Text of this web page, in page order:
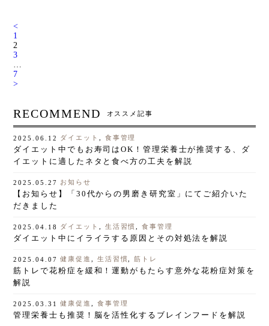
<
1
2
3
…
7
>
RECOMMEND オススメ記事
2025.06.12 ダイエット , 食事管理
ダイエット中でもお寿司はOK！管理栄養士が推奨する、ダ
イエットに適したネタと食べ方の工夫を解説
2025.05.27 お知らせ
【お知らせ】「30代からの男磨き研究室」にてご紹介いた
だきました
2025.04.18 ダイエット , 生活習慣,食事管理
ダイエット中にイライラする原因とその対処法を解説
2025.04.07 健康促進, 生活習慣,筋トレ
筋トレで花粉症を緩和！運動がもたらす意外な花粉症対策を
解説
2025.03.31 健康促進, 食事管理
管理栄養士も推奨！脳を活性化するブレインフードを解説